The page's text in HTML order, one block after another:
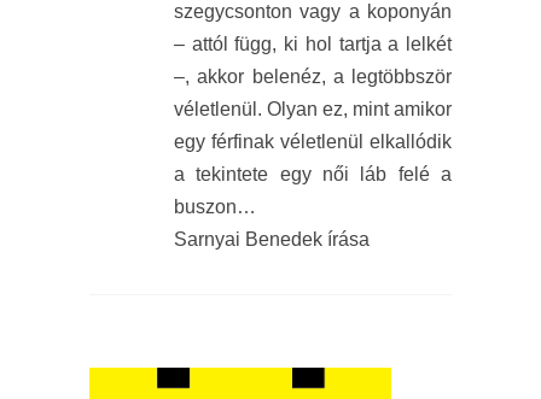
szegycsonton vagy a koponyán
– attól függ, ki hol tartja a lelkét
–, akkor belenéz, a legtöbbször
véletlenül. Olyan ez, mint amikor
egy férfinak véletlenül elkallódik
a tekintete egy női láb felé a
buszon…
Sarnyai Benedek írása